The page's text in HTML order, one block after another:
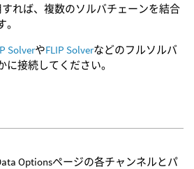
すれば、複数のソルバチェーンを結合
SolverやFLIP Solverなどのフルソルバ
に接続してください。
Optionsページの各チャンネルとパ